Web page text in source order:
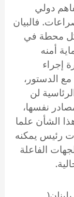
دولي
فالبيان
محطة في
أمنه
إجراء
الدستور،
لن
نفسها،
الشأن علما
رئيس يمكنه
الفاعلة